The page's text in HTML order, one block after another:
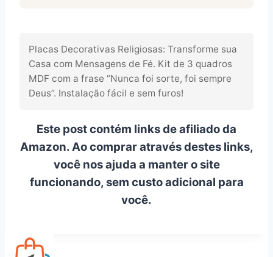
Placas Decorativas Religiosas: Transforme sua
Casa com Mensagens de Fé. Kit de 3 quadros
MDF com a frase “Nunca foi sorte, foi sempre
Deus”. Instalação fácil e sem furos!
Este post contém links de afiliado da
Amazon. Ao comprar através destes links,
você nos ajuda a manter o site
funcionando, sem custo adicional para
você.